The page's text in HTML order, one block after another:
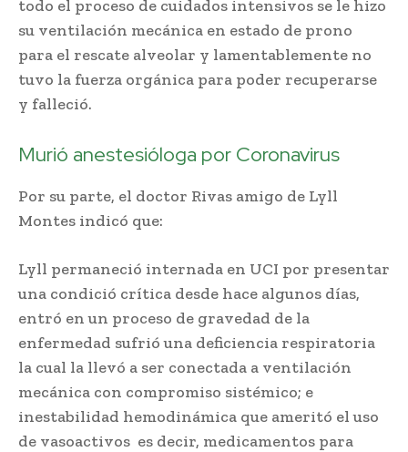
todo el proceso de cuidados intensivos se le hizo
su ventilación mecánica en estado de prono
para el rescate alveolar y lamentablemente no
tuvo la fuerza orgánica para poder recuperarse
y falleció.
Murió anestesióloga por Coronavirus
Por su parte, el doctor Rivas amigo de Lyll
Montes indicó que:
Lyll permaneció internada en UCI por presentar
una condició crítica desde hace algunos días,
entró en un proceso de gravedad de la
enfermedad sufrió una deficiencia respiratoria
la cual la llevó a ser conectada a ventilación
mecánica con compromiso sistémico; e
inestabilidad hemodinámica que ameritó el uso
de vasoactivos es decir, medicamentos para